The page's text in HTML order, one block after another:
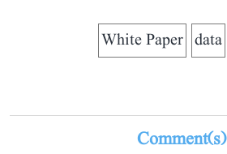
data
White Paper
Comment(s)